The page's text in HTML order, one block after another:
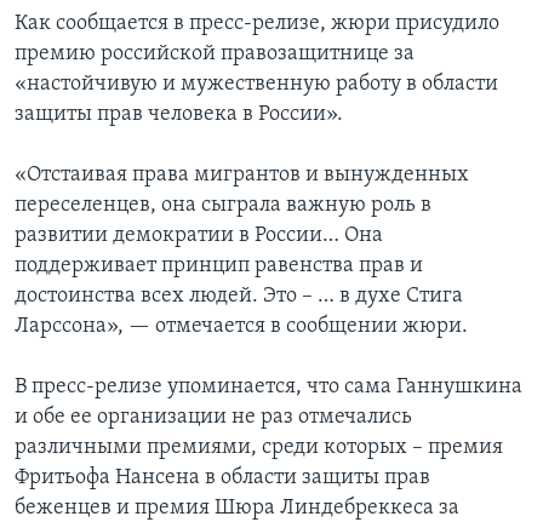
Как сообщается в пресс-релизе, жюри присудило
премию российской правозащитнице за
«настойчивую и мужественную работу в области
защиты прав человека в России».
«Отстаивая права мигрантов и вынужденных
переселенцев, она сыграла важную роль в
развитии демократии в России… Она
поддерживает принцип равенства прав и
достоинства всех людей. Это – … в духе Стига
Ларссона», — отмечается в сообщении жюри.
В пресс-релизе упоминается, что сама Ганнушкина
и обе ее организации не раз отмечались
различными премиями, среди которых – премия
Фритьофа Нансена в области защиты прав
беженцев и премия Шюра Линдебреккеса за